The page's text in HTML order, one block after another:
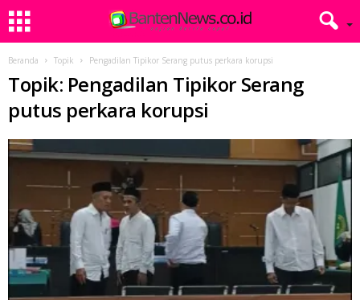
Beranda Topik Pengadilan Tipikor Serang putus perkara korupsi
Topik: Pengadilan Tipikor Serang
putus perkara korupsi